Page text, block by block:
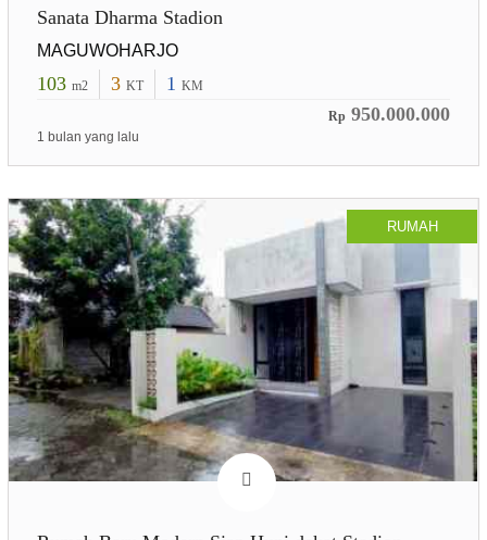
Sanata Dharma Stadion
MAGUWOHARJO
103 m2 3 KT 1 KM
Rp 950.000.000
1 bulan yang lalu
RUMAH